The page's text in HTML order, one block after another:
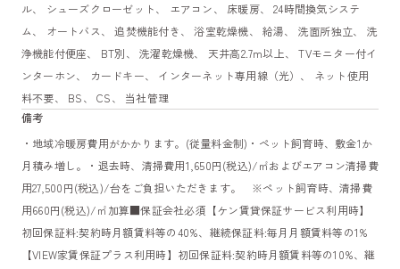
ル、 シューズクローゼット、 エアコン、 床暖房、 24時間換気システ
ム、 オートバス、 追焚機能付き、 浴室乾燥機、 給湯、 洗面所独立、 洗
浄機能付便座、 BT別、 洗濯乾燥機、 天井高2.7m以上、 TVモニター付イ
ンターホン、 カードキー、 インターネット専用線（光）、 ネット使用
料不要、 BS、 CS、 当社管理
備考
・地域冷暖房費用がかかります。(従量料金制)・ペット飼育時、敷金1か
月積み増し。・退去時、清掃費用1,650円(税込)/㎡およびエアコン清掃費
用27,500円(税込)/台をご負担いただきます。 ※ペット飼育時、清掃費
用660円(税込)/㎡加算■保証会社必須【ケン賃貸保証サービス利用時】
初回保証料:契約時月額賃料等の40%、継続保証料:毎月月額賃料等の1%
【VIEW家賃保証プラス利用時】初回保証料:契約時月額賃料等の10%、継